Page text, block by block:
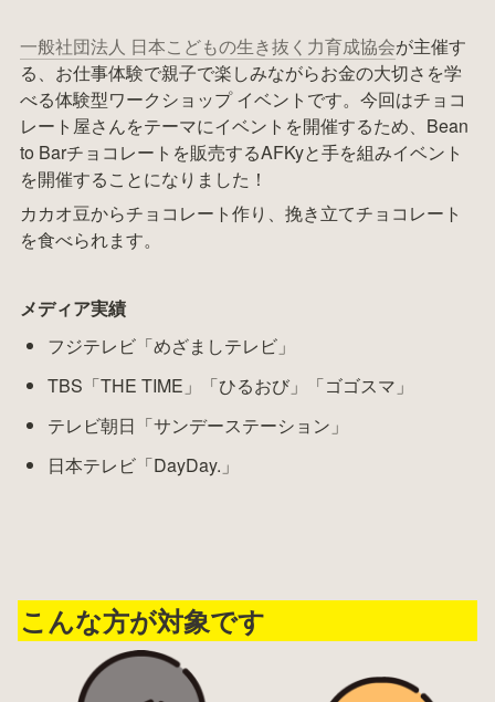
一般社団法人 日本こどもの生き抜く力育成協会が主催す
る、お仕事体験で親子で楽しみながらお金の大切さを学
べる体験型ワークショップ イベントです。今回はチョコ
レート屋さんをテーマにイベントを開催するため、Bean
to Barチョコレートを販売するAFKyと手を組みイベント
を開催することになりました！
カカオ豆からチョコレート作り、挽き立てチョコレート
を食べられます。
メディア実績
フジテレビ「めざましテレビ」
TBS「THE TIME」「ひるおび」「ゴゴスマ」
テレビ朝日「サンデーステーション」
日本テレビ「DayDay.」
こんな方が対象です